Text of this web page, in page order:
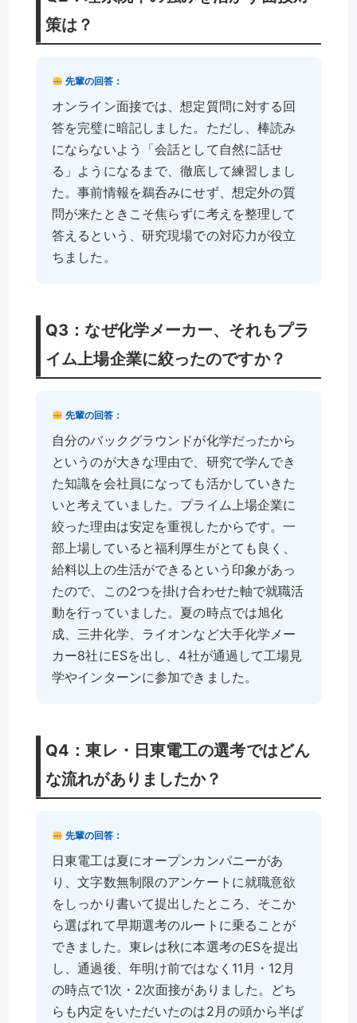
策は？
先輩の回答：
オンライン面接では、想定質問に対する回
答を完璧に暗記しました。ただし、棒読み
にならないよう「会話として自然に話せ
る」ようになるまで、徹底して練習しまし
た。事前情報を鵜呑みにせず、想定外の質
問が来たときこそ焦らずに考えを整理して
答えるという、研究現場での対応力が役立
ちました。
Q3：なぜ化学メーカー、それもプラ
イム上場企業に絞ったのですか？
先輩の回答：
自分のバックグラウンドが化学だったから
というのが大きな理由で、研究で学んでき
た知識を会社員になっても活かしていきた
いと考えていました。プライム上場企業に
絞った理由は安定を重視したからです。一
部上場していると福利厚生がとても良く、
給料以上の生活ができるという印象があっ
たので、この2つを掛け合わせた軸で就職活
動を行っていました。夏の時点では旭化
成、三井化学、ライオンなど大手化学メー
カー8社にESを出し、4社が通過して工場見
学やインターンに参加できました。
Q4：東レ・日東電工の選考ではどん
な流れがありましたか？
先輩の回答：
日東電工は夏にオープンカンパニーがあ
り、文字数無制限のアンケートに就職意欲
をしっかり書いて提出したところ、そこか
ら選ばれて早期選考のルートに乗ることが
できました。東レは秋に本選考のESを提出
し、通過後、年明け前ではなく11月・12月
の時点で1次・2次面接がありました。どち
らも内定をいただいたのは2月の頭から半ば